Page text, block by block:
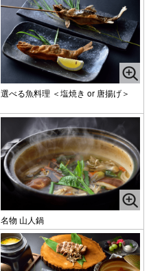
選べる魚料理 ＜塩焼き or 唐揚げ＞
名物 山人鍋